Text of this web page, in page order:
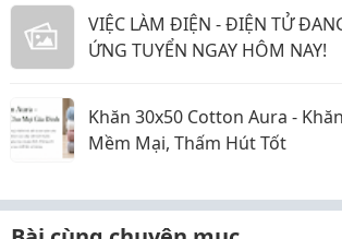
VIỆC LÀM ĐIỆN - ĐIỆN TỬ
ỨNG TUYỂN NGAY HÔM NAY!
Khăn 30x50 Cotton Aura -
Mềm Mại, Thấm Hút Tốt